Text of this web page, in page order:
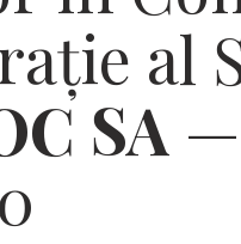
al
SA